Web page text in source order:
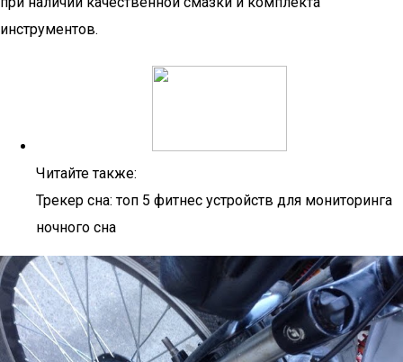
инструментов.
Читайте также:
Трекер сна: топ 5 фитнес устройств для мониторинга
ночного сна